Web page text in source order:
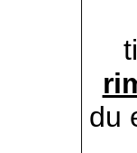
du